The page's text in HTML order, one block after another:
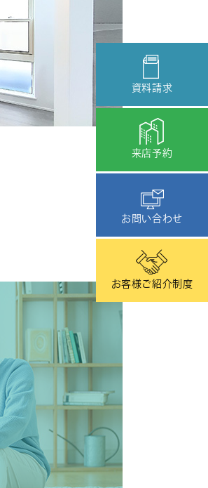
資料請求
来店予約
お問い合わせ
お客様ご紹介制度